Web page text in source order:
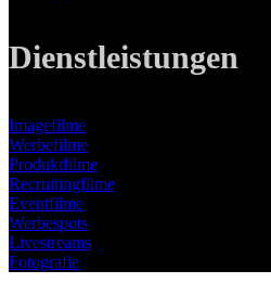
Dienstleistungen
Imagefilme
Werbefilme
Produktfilme
Recruitingfilme
Eventfilme
Werbespots
Livestreams
Fotografie